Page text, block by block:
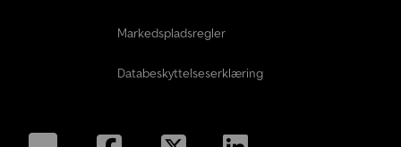
Markedspladsregler
Databeskyttelseserklæring